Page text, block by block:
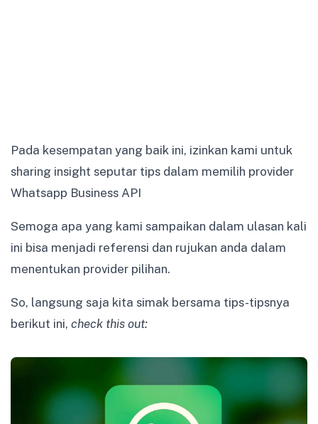
Pada kesempatan yang baik ini, izinkan kami untuk
sharing insight seputar tips dalam memilih provider
Whatsapp Business API
Semoga apa yang kami sampaikan dalam ulasan kali
ini bisa menjadi referensi dan rujukan anda dalam
menentukan provider pilihan.
So, langsung saja kita simak bersama tips-tipsnya
berikut ini, check this out: